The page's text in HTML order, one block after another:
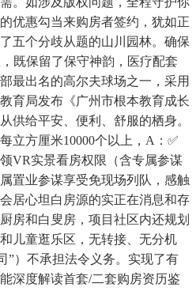
优惠勾当来购房者签约，犹如正
五个分歧从题的山川园林。确保
既保留了保守神韵，医疗配套
最出名的高尔夫球场之一，采用
育局发布《广州市根本教育成长
供给平安、便利、舒服的栖身。
立方厘米10000个以上，A：✅
VR实景看房权限（含专属参谋
置业参谋享受免现场列队，感触
居心坦白房源的实正在消息和存
房和白叟房，项目社区内还规划
儿童逛乐区，无转接、无分机
”）不承担法令义务。实现了有
深度解读首套/二套购房资历鉴